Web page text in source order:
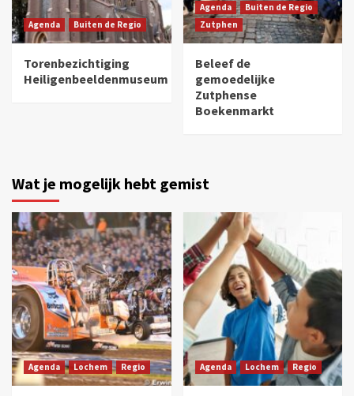
Agenda Buiten de Regio
Torenbezichtiging
Heiligenbeeldenmuseum
Agenda
Buiten de Regio
Zutphen
Beleef de
gemoedelijke
Zutphense
Boekenmarkt
Wat je mogelijk hebt gemist
Agenda Lochem Regio Agenda Lochem Regio